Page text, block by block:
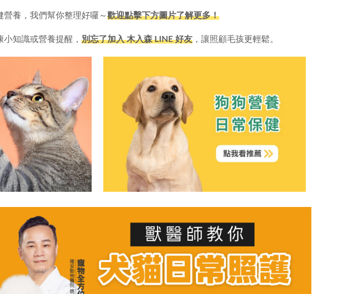
養，我們幫你整理好囉～歡迎點擊下方圖片了解更多！
知識或營養提醒， 別忘了加入 木入森 LINE 好友 ，讓照顧毛孩更輕鬆。